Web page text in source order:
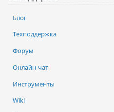
Блог
Техподдержка
Форум
Онлайн-чат
Инструменты
Wiki